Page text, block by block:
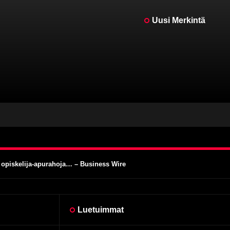
Uusi Merkintä
pääaineisiin, kuten klassikkoautojen entisöintiin, jotta… – The
tyyliä, premium-hinta – WIRED
– Hagerty UK
pääaineisiin, kuten klassikkoautojen entisöintiin, jotta… – The
– Hagerty UKLuetuimmat